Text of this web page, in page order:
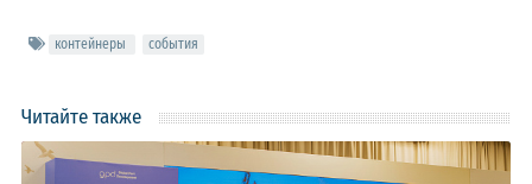
контейнеры события
Читайте также